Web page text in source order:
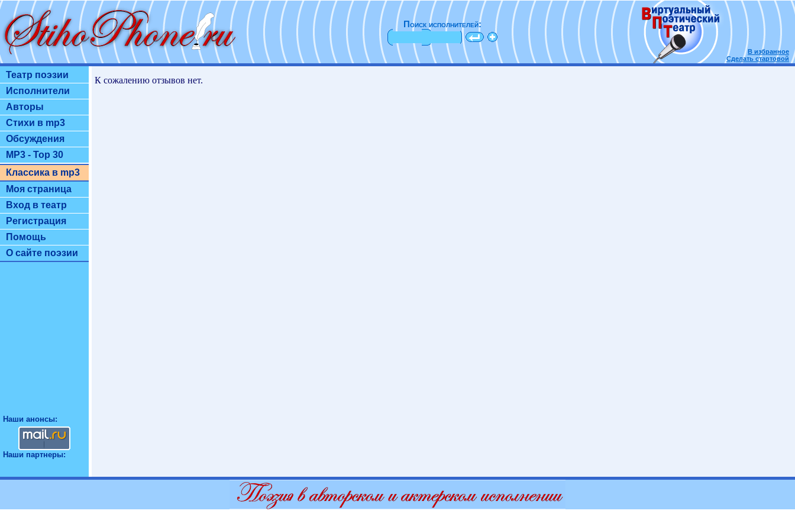
Поиск исполнителей:
В избранное
Сделать стартовой
Театр поэзии
Исполнители
Авторы
Стихи в mp3
Обсуждения
MP3 - Top 30
Классика в mp3
Моя страница
Вход в театр
Регистрация
Помощь
О сайте поэзии
Наши анонсы:
Наши партнеры:
К сожалению отзывов нет.